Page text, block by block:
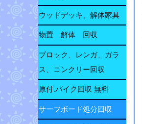
ウッドデッキ、解体家具
物置 解体 回収
ブロック、レンガ、ガラ
ス、コンクリー回収
原付.バイク回収 無料
サーフボード処分回収